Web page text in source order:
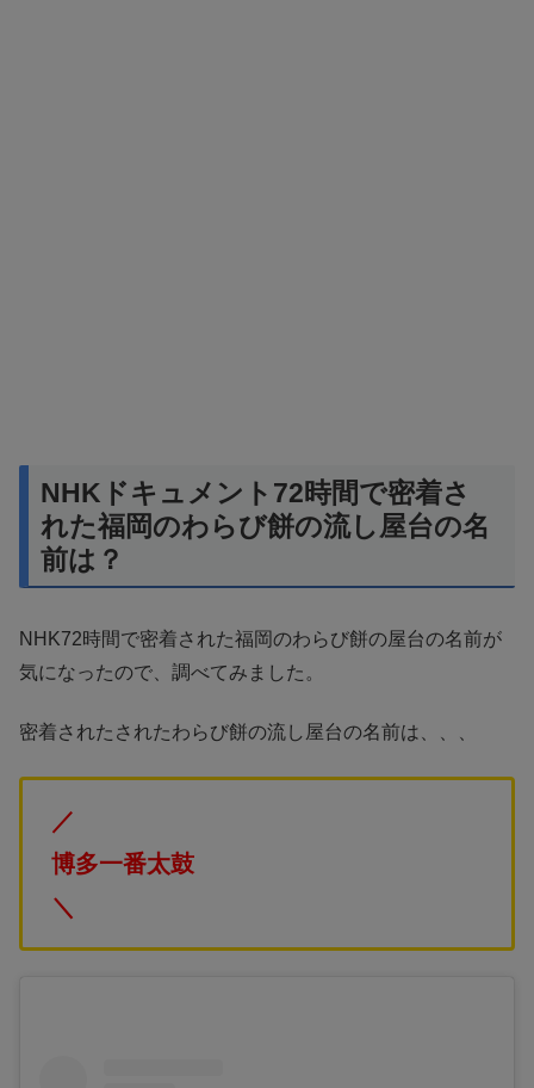
NHKドキュメント72時間で密着さ
れた福岡のわらび餅の流し屋台の名
前は？
NHK72時間で密着された福岡のわらび餅の屋台の名前が
気になったので、調べてみました。
密着されたされたわらび餅の流し屋台の名前は、、、
／
博多一番太鼓
＼